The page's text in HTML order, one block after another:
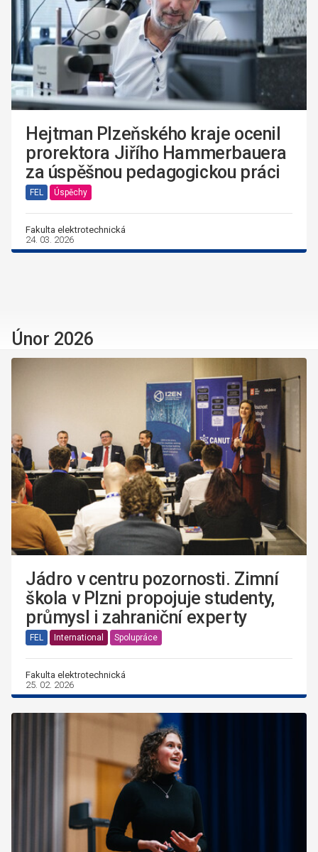
Hejtman Plzeňského kraje ocenil
prorektora Jiřího Hammerbauera
za úspěšnou pedagogickou práci
FEL Úspěchy
Fakulta elektrotechnická
24. 03. 2026
Únor 2026
Jádro v centru pozornosti. Zimní
škola v Plzni propojuje studenty,
průmysl i zahraniční experty
FEL International Spolupráce
Fakulta elektrotechnická
25. 02. 2026